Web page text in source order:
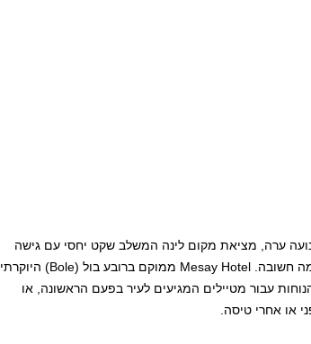
ערה, מציאת מקום לינה המשלב שקט יחסי עם גישה
מהירה למוקדי עניין ולנמל התעופה היא משימה חשובה. Mesay Hotel ממוקם ברובע בול (Bole) היוקרתי
עבור מטיילים המגיעים לעיר בפעם הראשונה, או
או אחרי טיסה.